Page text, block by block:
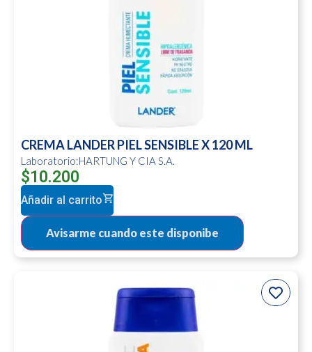
CREMA LANDER PIEL SENSIBLE X 120 ML
Laboratorio:HARTUNG Y CIA S.A.
$10.200
Añadir al carrito